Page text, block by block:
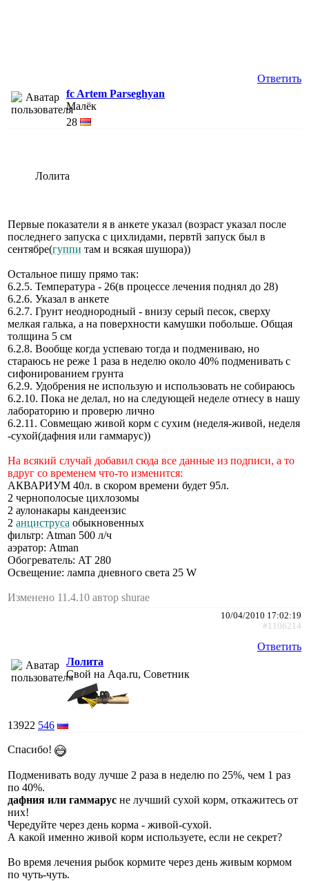
Ответить
fc Artem Parseghyan
Малёк
28
Лолита
Первые показатели я в анкете указал (возраст указал после
последнего запуска с цихлидами, первтй запуск был в
сентябре(гуппи там и всякая шушора))
Остальное пишу прямо так:
6.2.5. Температура - 26(в процессе лечения поднял до 28)
6.2.6. Указал в анкете
6.2.7. Грунт неоднородный - внизу серый песок, сверху
мелкая галька, а на поверхности камушки побольше. Общая
толщина 5 см
6.2.8. Вообще когда успеваю тогда и подмениваю, но
стараюсь не реже 1 раза в неделю около 40% подменивать с
сифонированием грунта
6.2.9. Удобрения не использую и использовать не собираюсь
6.2.10. Пока не делал, но на следующей неделе отнесу в нашу
лабораторию и проверю лично
6.2.11. Совмещаю живой корм с сухим (неделя-живой, неделя
-сухой(дафния или гаммарус))
На всякий случай добавил сюда все данные из подписи, а то
вдруг со временем что-то изменится:
АКВАРИУМ 40л. в скором времени будет 95л.
2 чернополосые цихлозомы
2 аулонакары кандеензис
2 анциструса обыкновенных
фильтр: Atman 500 л/ч
аэратор: Atman
Обогреватель: AT 280
Освещение: лампа дневного света 25 W
Изменено 11.4.10 автор shurae
10/04/2010 17:02:19
#1106214
Ответить
Лолита
Свой на Aqa.ru, Советник
13922 546
Спасибо!
Подменивать воду лучше 2 раза в неделю по 25%, чем 1 раз
по 40%.
дафния или гаммарус не лучший сухой корм, откажитесь от
них!
Чередуйте через день корма - живой-сухой.
А какой именно живой корм используете, если не секрет?
Во время лечения рыбок кормите через день живым кормом
по чуть-чуть.